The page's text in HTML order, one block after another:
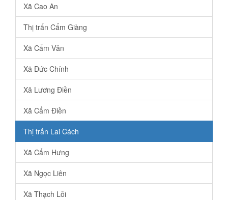
Xã Cao An
Thị trấn Cẩm Giàng
Xã Cẩm Văn
Xã Đức Chính
Xã Lương Điền
Xã Cẩm Điền
Thị trấn Lai Cách
Xã Cẩm Hưng
Xã Ngọc Liên
Xã Thạch Lỗi